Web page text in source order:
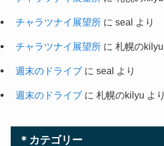
チャラツナイ展望所に seal より
チャラツナイ展望所に 札幌のkilyu
週末のドライブに seal より
週末のドライブに 札幌のkilyu より
＊カテゴリー